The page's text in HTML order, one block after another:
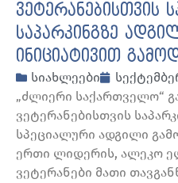
ვეტერანებისთვის
საპარკინგზე
ინიციატივით
სიახლეები
„ძლიერი საქართველო“
ვეტერანებისთვის
სპეციალური ადგილი
ერთი ლიდერის, ალეკო
ვეტერანები მათი